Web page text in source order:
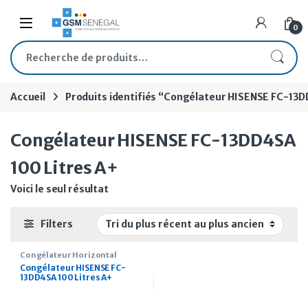
Skip to navigation
Skip to content
Open 0
Recherche pour :
Accueil Produits identifiés “Congélateur HISENSE FC-
Congélateur HISENSE FC-13DD4SA
100 Litres A+
Voici le seul résultat
Filters
Congélateur Horizontal
Congélateur HISENSE FC-
13DD4SA 100 Litres A+